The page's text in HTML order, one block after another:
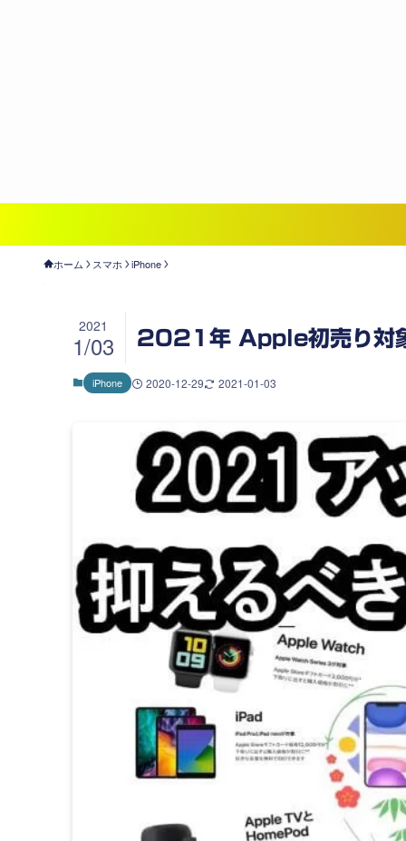
ホーム スマホ iPhone
2021年 Apple初売り対
2021
1/03
iPhone 2020-12-29 2021-01-03